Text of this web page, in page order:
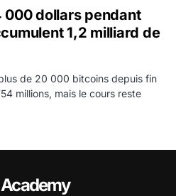
000 dollars pendant
1,2 milliard de
de 20 000 bitcoins depuis fin
millions, mais le cours reste